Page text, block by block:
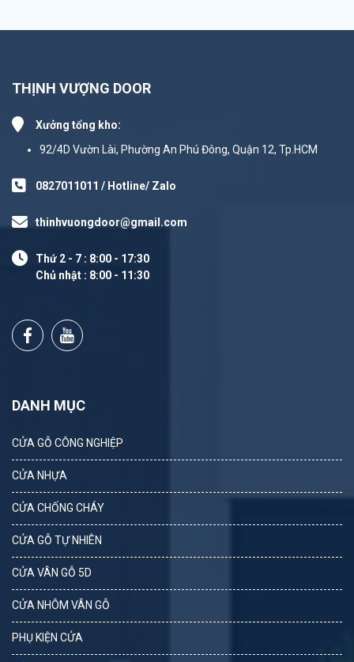
THỊNH VƯỢNG DOOR
Xưởng tổng kho:
92/4D Vườn Lài, Phường An Phú Đông, Quận 12, Tp.HCM
0827011011 / Hotline/ Zalo
thinhvuongdoor@gmail.com
Thứ 2 - 7 : 8:00 - 17:30
Chủ nhật : 8:00 - 11:30
DANH MỤC
CỬA GỖ CÔNG NGHIỆP
CỬA NHỰA
CỬA CHỐNG CHÁY
CỬA GỖ TỰ NHIÊN
CỬA VÂN GỖ 5D
CỬA NHÔM VÂN GỖ
PHỤ KIỆN CỬA